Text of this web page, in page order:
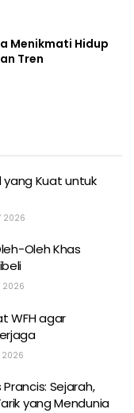
Menikmati Hidup
Tren
Kuat untuk
2026
Oleh Khas
2026
WFH agar
2026
Sejarah,
yang Mendunia